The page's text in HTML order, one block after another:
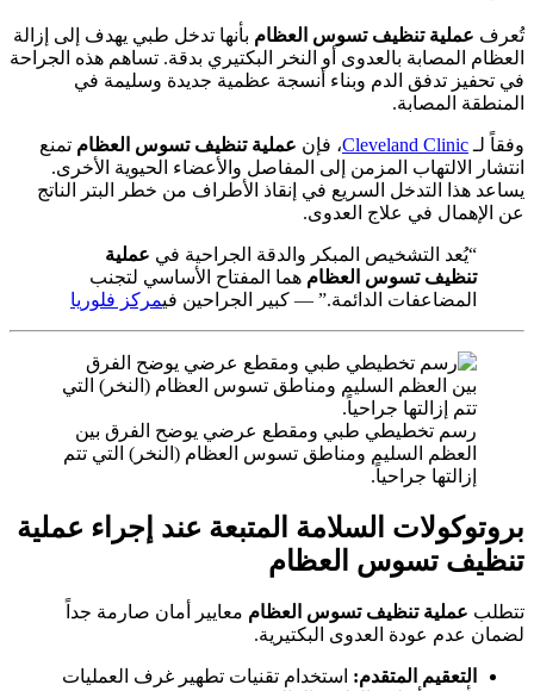
تُعرف عملية تنظيف تسوس العظام بأنها تدخل طبي يهدف إلى إزالة
العظام المصابة بالعدوى أو النخر البكتيري بدقة. تساهم هذه الجراحة
في تحفيز تدفق الدم وبناء أنسجة عظمية جديدة وسليمة في
المنطقة المصابة.
وفقاً لـ Cleveland Clinic، فإن عملية تنظيف تسوس العظام تمنع
انتشار الالتهاب المزمن إلى المفاصل والأعضاء الحيوية الأخرى.
يساعد هذا التدخل السريع في إنقاذ الأطراف من خطر البتر الناتج
عن الإهمال في علاج العدوى.
“يُعد التشخيص المبكر والدقة الجراحية في عملية
تنظيف تسوس العظام هما المفتاح الأساسي لتجنب
المضاعفات الدائمة.” — كبير الجراحين فيمركز فلوريا
رسم تخطيطي طبي ومقطع عرضي يوضح الفرق بين
العظم السليم ومناطق تسوس العظام (النخر) التي تتم
إزالتها جراحياً.
بروتوكولات السلامة المتبعة عند إجراء عملية
تنظيف تسوس العظام
تتطلب عملية تنظيف تسوس العظام معايير أمان صارمة جداً
لضمان عدم عودة العدوى البكتيرية.
التعقيم المتقدم: استخدام تقنيات تطهير غرف العمليات